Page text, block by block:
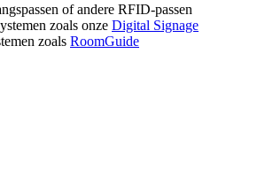
of andere RFID-passen
zoals onze Digital Signage
zoals RoomGuide